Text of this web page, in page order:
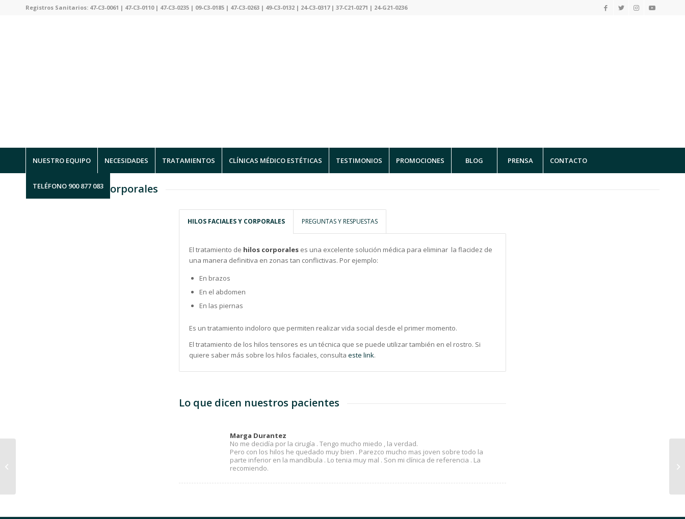
Registros Sanitarios: 47-C3-0061 | 47-C3-0110 | 47-C3-0235 | 09-C3-0185 | 47-C3-0263 | 49-C3-0132 | 24-C3-0317 | 37-C21-0271 | 24-G21-0236
NUESTRO EQUIPO NECESIDADES TRATAMIENTOS CLÍNICAS MÉDICO ESTÉTICAS TESTIMONIOS PROMOCIONES BLOG PRENSA CONTACTO
TELÉFONO 900 877 083
Hilos Faciales y Corporales
HILOS FACIALES Y CORPORALES PREGUNTAS Y RESPUESTAS
El tratamiento de hilos corporales es una excelente solución médica para eliminar la flacidez de
una manera definitiva en zonas tan conflictivas. Por ejemplo:
En brazos
En el abdomen
En las piernas
Es un tratamiento indoloro que permiten realizar vida social desde el primer momento.
El tratamiento de los hilos tensores es un técnica que se puede utilizar también en el rostro. Si
quiere saber más sobre los hilos faciales, consulta este link.
Lo que dicen nuestros pacientes
Marga Durantez
No me decidía por la cirugía . Tengo mucho miedo , la verdad.
Pero con los hilos he quedado muy bien . Parezco mucho mas joven sobre todo la
parte inferior en la mandíbula . Lo tenia muy mal . Son mi clínica de referencia . La
recomiendo.